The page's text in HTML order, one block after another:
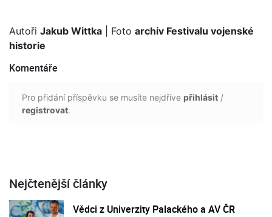
Autoři Jakub Wittka | Foto archiv Festivalu vojenské
historie
Komentáře
Pro přidání příspěvku se musíte nejdříve přihlásit /
registrovat.
Nejčtenější články
Vědci z Univerzity Palackého a AV ČR